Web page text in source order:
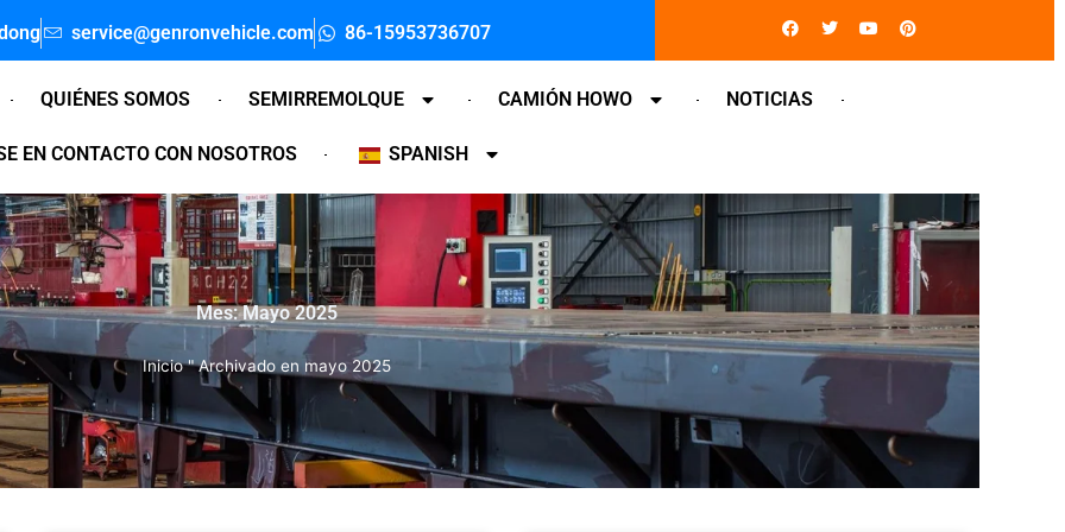
service@genronvehicle.com 86-15953736707
Facebook
TwitterYoutubePinterest
QUIÉNES SOMOS SEMIRREMOLQUE CAMIÓN HOWO NOTICIAS
EN CONTACTO CON NOSOTROS SPANISH
Mes: Mayo 2025
Inicio"Archivado en mayo 2025